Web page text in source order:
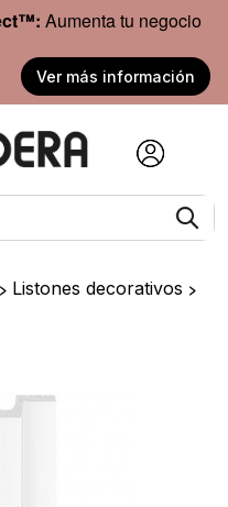
Aumenta tu negocio
Ver más información
> Listones decorativos >